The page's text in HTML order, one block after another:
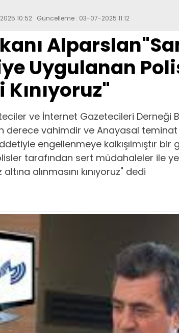
10:52 Güncelleme : 03-07-2025 11:12
Uygulanan
ve İnternet Gazetecileri Derneği
derece vahimdir ve Anayasal teminat
engellenmeye kalkışılmıştır
tarafından sert müdahaleler ile
alınmasını kınıyoruz" dedi